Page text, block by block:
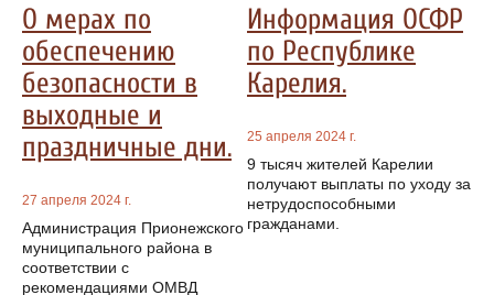
О мерах по
обеспечению
безопасности в
выходные и
праздничные дни.
27 апреля 2024 г.
Администрация Прионежского
муниципального района в
соответствии с
рекомендациями ОМВД
Информация ОСФР
по Республике
Карелия.
25 апреля 2024 г.
9 тысяч жителей Карелии
получают выплаты по уходу за
нетрудоспособными
гражданами.